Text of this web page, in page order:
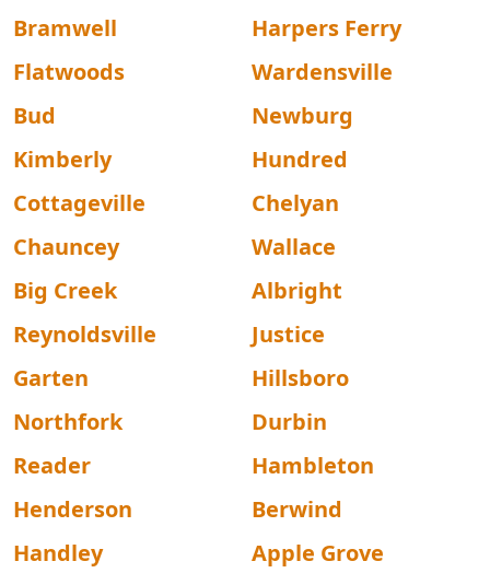
Bramwell
Harpers Ferry
Flatwoods
Wardensville
Bud
Newburg
Kimberly
Hundred
Cottageville
Chelyan
Chauncey
Wallace
Big Creek
Albright
Reynoldsville
Justice
Garten
Hillsboro
Northfork
Durbin
Reader
Hambleton
Henderson
Berwind
Handley
Apple Grove